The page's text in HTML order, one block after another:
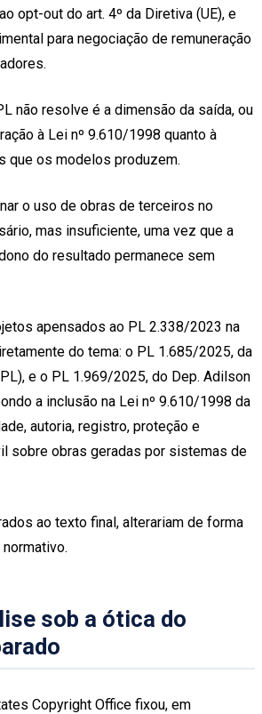
opt-out do art. 4º da Diretiva (UE), e
para negociação de remuneração
não resolve é a dimensão da saída, ou
à Lei nº 9.610/1998 quanto à
que os modelos produzem.
o uso de obras de terceiros no
mas insuficiente, uma vez que a
do resultado permanece sem
apensados ao PL 2.338/2023 na
do tema: o PL 1.685/2025, da
e o PL 1.969/2025, do Dep. Adilson
a inclusão na Lei nº 9.610/1998 da
autoria, registro, proteção e
sobre obras geradas por sistemas de
ao texto final, alterariam de forma
sob a ótica do
Copyright Office fixou, em